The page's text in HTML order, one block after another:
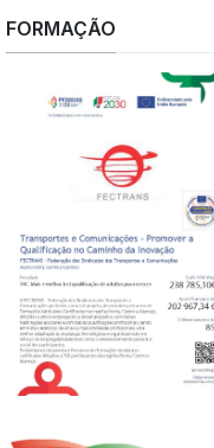
FORMAÇÃO